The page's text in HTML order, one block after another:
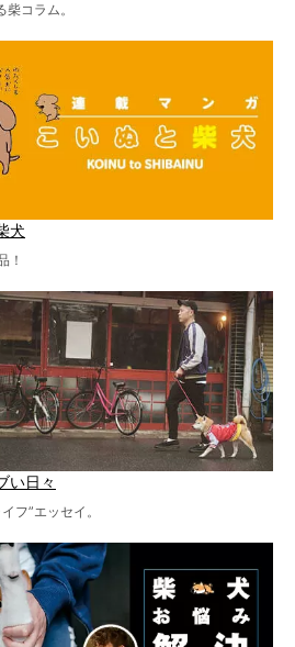
コラム。
犬
！
い日々
フ”エッセイ。